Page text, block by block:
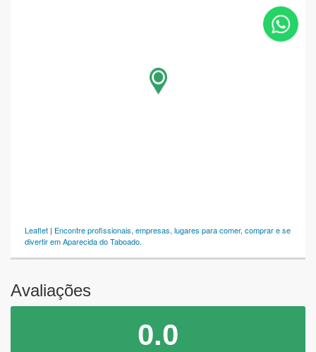
Leaflet | Encontre profissionais, empresas, lugares para comer, comprar e se
divertir em Aparecida do Taboado.
Avaliações
0.0